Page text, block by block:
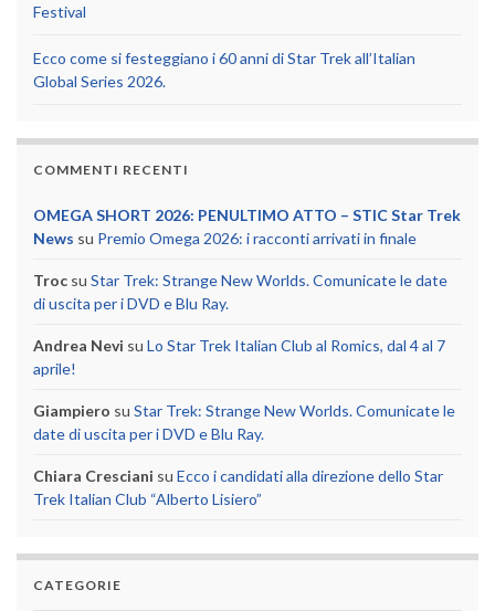
Festival
Ecco come si festeggiano i 60 anni di Star Trek all’Italian
Global Series 2026.
COMMENTI RECENTI
OMEGA SHORT 2026: PENULTIMO ATTO – STIC Star Trek
News su Premio Omega 2026: i racconti arrivati in finale
Troc su Star Trek: Strange New Worlds. Comunicate le date
di uscita per i DVD e Blu Ray.
Andrea Nevi su Lo Star Trek Italian Club al Romics, dal 4 al 7
aprile!
Giampiero su Star Trek: Strange New Worlds. Comunicate le
date di uscita per i DVD e Blu Ray.
Chiara Cresciani su Ecco i candidati alla direzione dello Star
Trek Italian Club “Alberto Lisiero”
CATEGORIE